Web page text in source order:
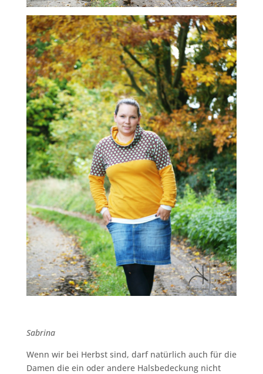
Sabrina
Wenn wir bei Herbst sind, darf natürlich auch für die
Damen die ein oder andere Halsbedeckung nicht